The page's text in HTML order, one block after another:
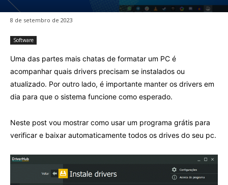
8 de setembro de 2023
Software
Uma das partes mais chatas de formatar um PC é
acompanhar quais drivers precisam se instalados ou
atualizado. Por outro lado, é importante manter os drivers em
dia para que o sistema funcione como esperado.
Neste post vou mostrar como usar um programa grátis para
verificar e baixar automaticamente todos os drives do seu pc.